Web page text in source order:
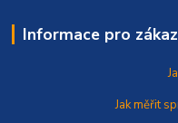
Informace pro
Jak měřit